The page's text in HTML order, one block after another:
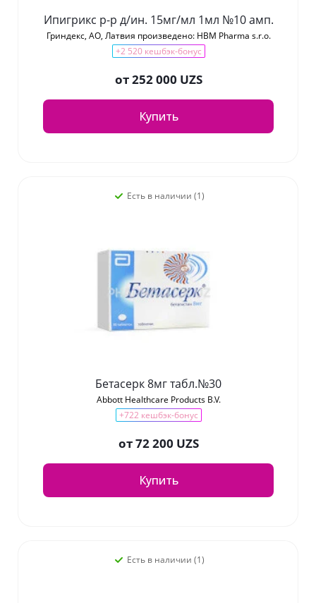
Ипигрикс р-р д/ин. 15мг/мл 1мл №10 амп.
Гриндекс, АО, Латвия произведено: HBM Pharma s.r.o.
+2 520 кешбэк-бонус
от252 000 UZS
Купить
Есть в наличии (1)
Бетасерк 8мг табл.№30
Abbott Healthcare Products B.V.
+722 кешбэк-бонус
от72 200 UZS
Купить
Есть в наличии (1)